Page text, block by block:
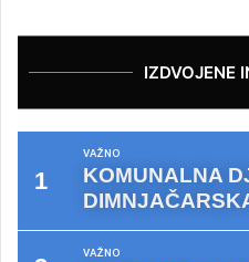
IZDVOJENE
VAŽNO
KOMUNALNA
VAŽNO